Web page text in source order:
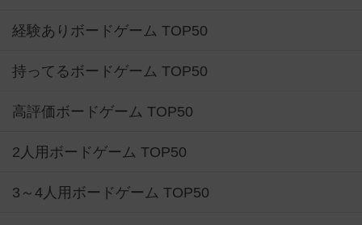
経験ありボードゲーム TOP50
持ってるボードゲーム TOP50
高評価ボードゲーム TOP50
2人用ボードゲーム TOP50
3～4人用ボードゲーム TOP50